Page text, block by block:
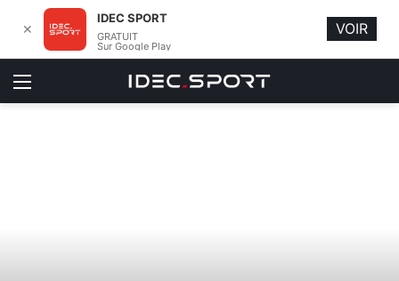
Menu
✕
IDEC SPORT
GRATUIT
Sur Google Play
VOIR